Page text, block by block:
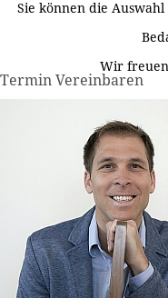
Sie können die
Wir
Termin Vereinbaren